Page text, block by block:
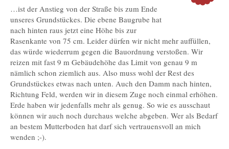
…ist der Anstieg von der Straße bis zum Ende
unseres Grundstückes. Die ebene Baugrube hat
nach hinten raus jetzt eine Höhe bis zur
Rasenkante von 75 cm. Leider dürfen wir nicht mehr auffüllen,
das würde wiederrum gegen die Bauordnung verstoßen. Wir
reizen mit fast 9 m Gebäudehöhe das Limit von genau 9 m
nämlich schon ziemlich aus. Also muss wohl der Rest des
Grundstückes etwas nach unten. Auch den Damm nach hinten,
Richtung Feld, werden wir in diesem Zuge noch einmal erhöhen.
Erde haben wir jedenfalls mehr als genug. So wie es ausschaut
können wir auch noch durchaus welche abgeben. Wer als Bedarf
an bestem Mutterboden hat darf sich vertrauensvoll an mich
wenden ;-).